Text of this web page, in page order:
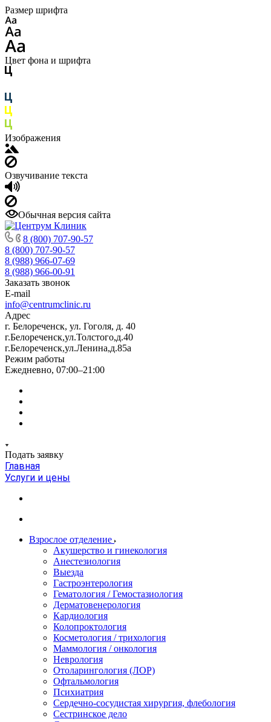
Размер шрифта
Цвет фона и шрифта
Изображения
Озвучивание текста
Обычная версия сайта
8 (800) 707-90-57
8 (800) 707-90-57
8 (988) 966-07-69
8 (988) 966-00-91
Заказать звонок
E-mail
info@centrumclinic.ru
Адрес
г. Белореченск, ул. Гоголя, д. 40
г.Белореченск,ул.Толстого,д.40
г.Белореченск,ул.Ленина,д.85а
Режим работы
Ежедневно, 07:00–21:00
Подать заявку
Главная
Услуги и цены
Взрослое отделение
Акушерство и гинекология
Анестезиология
Выезда
Гастроэнтерология
Гематология / Гемостазиология
Дерматовенерология
Кардиология
Колопроктология
Косметология / трихология
Маммология / онкология
Неврология
Отоларингология (ЛОР)
Офтальмология
Психиатрия
Сердечно-сосудистая хирургия, флебология
Сестринское дело